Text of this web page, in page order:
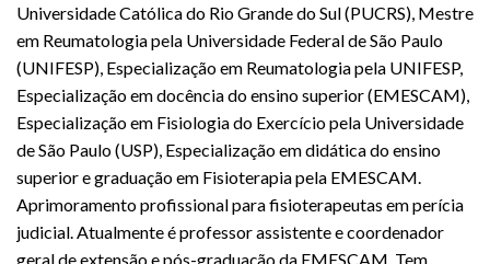
Universidade Católica do Rio Grande do Sul (PUCRS), Mestre
em Reumatologia pela Universidade Federal de São Paulo
(UNIFESP), Especialização em Reumatologia pela UNIFESP,
Especialização em docência do ensino superior (EMESCAM),
Especialização em Fisiologia do Exercício pela Universidade
de São Paulo (USP), Especialização em didática do ensino
superior e graduação em Fisioterapia pela EMESCAM.
Aprimoramento profissional para fisioterapeutas em perícia
judicial. Atualmente é professor assistente e coordenador
geral de extensão e pós-graduação da EMESCAM. Tem